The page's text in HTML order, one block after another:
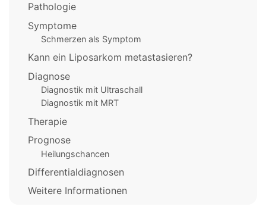
Pathologie
Symptome
Schmerzen als Symptom
Kann ein Liposarkom metastasieren?
Diagnose
Diagnostik mit Ultraschall
Diagnostik mit MRT
Therapie
Prognose
Heilungschancen
Differentialdiagnosen
Weitere Informationen